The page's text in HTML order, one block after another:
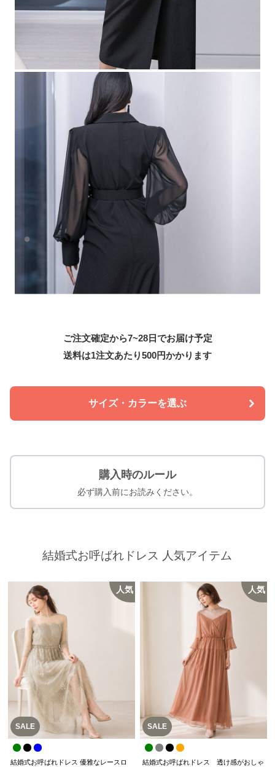
ご注文確定から7~28日でお届け予定
送料は1注文あたり500円かかります
サイズ・カラーを選ぶ
購入時のルール
必ず購入前にお読みください。
結婚式お呼ばれドレス 人気アイテム
SALE
人気
結婚式お呼ばれドレス 優雅なレースロ
SALE
人気
結婚式お呼ばれドレス 透け感がおしゃ